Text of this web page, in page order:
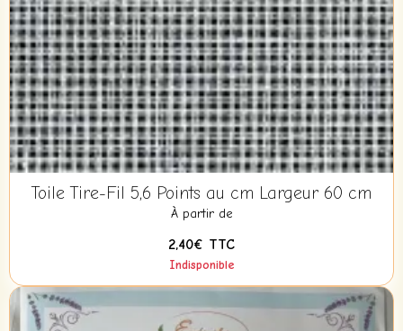
Toile Tire-Fil 5,6 Points au cm Largeur 60 cm
À partir de
2,40€ TTC
Indisponible